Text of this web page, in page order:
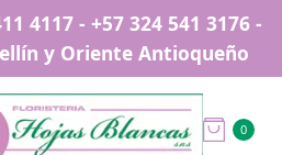
4117 - +57 324 541 3176 -
y Oriente Antioqueño
0